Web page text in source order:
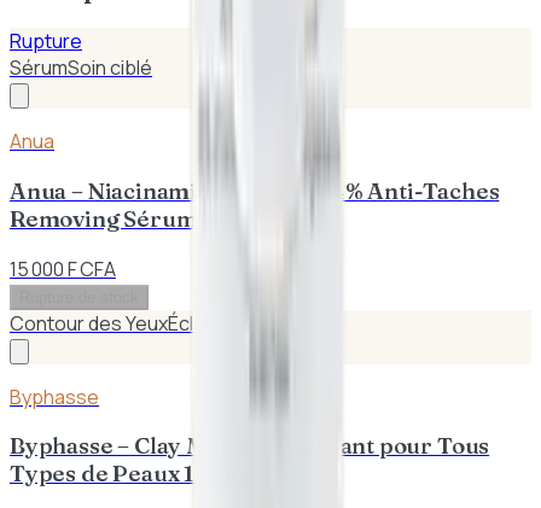
Rupture
SérumSoin ciblé
Anua
Anua – Niacinamide 10% TXA 4% Anti-Taches
Removing Sérum 30ml
15 000 F CFA
Contour des YeuxÉclat / Anti-taches
Byphasse
Byphasse – Clay Masque Purifiant pour Tous
Types de Peaux 150ml